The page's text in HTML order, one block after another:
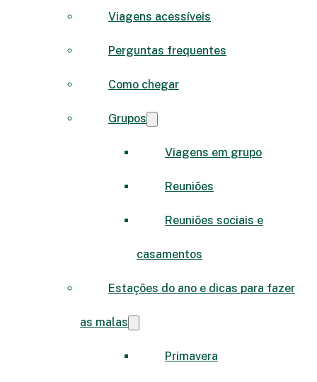
Viagens acessíveis
Perguntas frequentes
Como chegar
Grupos
Viagens em grupo
Reuniões
Reuniões sociais e
casamentos
Estações do ano e dicas para fazer
as malas
Primavera